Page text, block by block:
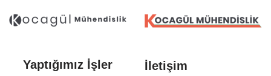
Yaptığımız İşler İletişim